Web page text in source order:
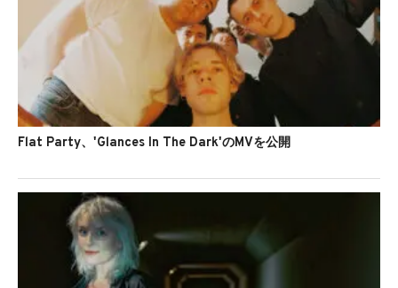
Flat Party、'Glances In The Dark'のMVを公開